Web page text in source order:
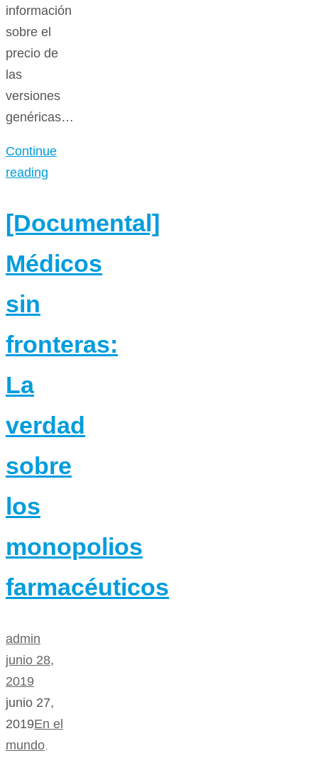
información
sobre el
precio de
las
versiones
genéricas…
Continue
reading
[Documental]
Médicos
sin
fronteras:
La
verdad
sobre
los
monopolios
farmacéuticos
admin
junio 28,
2019
junio 27,
2019En el
mundo,